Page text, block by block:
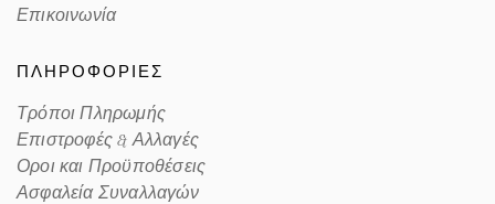
Επικοινωνία
ΠΛΗΡΟΦΟΡΙΕΣ
Τρόποι Πληρωμής
Επιστροφές & Αλλαγές
Οροι και Προϋποθέσεις
Ασφαλεία Συναλλαγών